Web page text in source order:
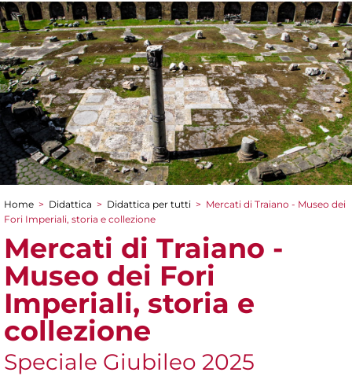
Tu sei qui
Home > Didattica > Didattica per tutti > Mercati di Traiano - Museo dei
Fori Imperiali, storia e collezione
Mercati di Traiano -
Museo dei Fori
Imperiali, storia e
collezione
Speciale Giubileo 2025